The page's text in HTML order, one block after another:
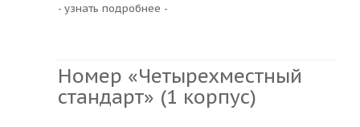
- узнать подробнее -
Номер «Четырехместный
стандарт» (1 корпус)